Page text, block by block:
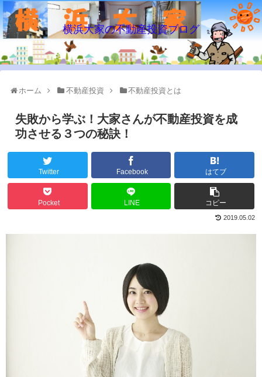
横浜大家の不動産投資ブログ
ホーム 不動産投資 不動産投資とは
失敗から学ぶ！大家さんが不動産投資を成
功させる３つの秘訣！
Twitter Facebook はてブ
Pocket LINE コピー
2019.05.02